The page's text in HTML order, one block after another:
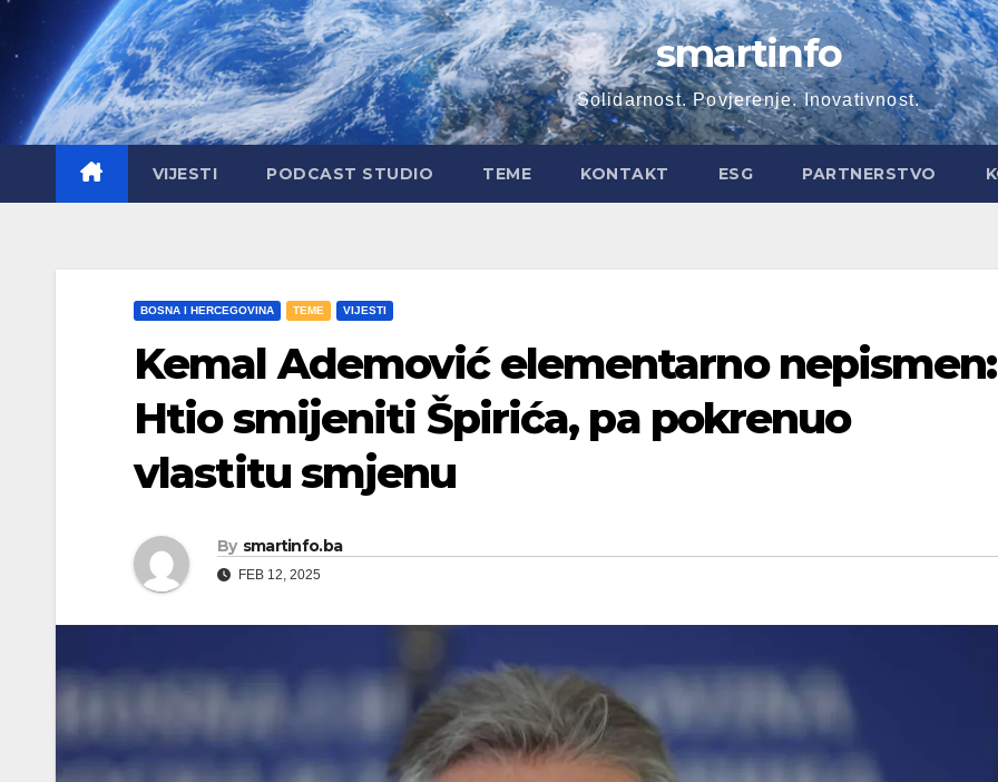
smartinfo
Solidarnost. Povjerenje. Inovativnost.
VIJESTI PODCAST STUDIO TEME KONTAKT ESG PARTNERSTVO
BOSNA I HERCEGOVINA TEME VIJESTI
Kemal Ademović elementarno nepismen:
Htio smijeniti Špirića, pa pokrenuo
vlastitu smjenu
By smartinfo.ba
FEB 12, 2025